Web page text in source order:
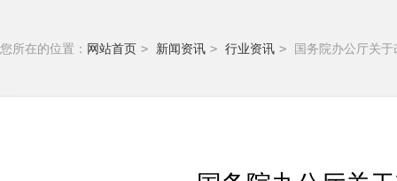
您所在的位置： 网站首页 > 新闻资讯 > 行业资讯 > 国务院办公厅关